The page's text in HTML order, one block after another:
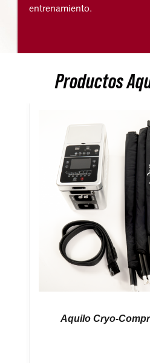
entrenamiento.
Productos
Aquilo Cryo-